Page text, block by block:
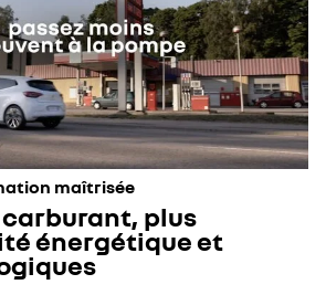
maîtrisée
carburant, plus
énergétique et